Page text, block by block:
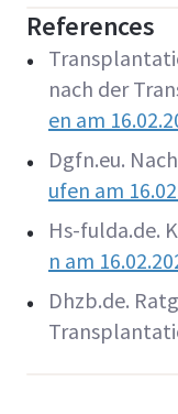
References
nach der
en am
Dgfn.eu.
ufen am
Hs-fulda.de.
n am
Dhzb.de.